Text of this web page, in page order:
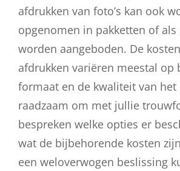
afdrukken van foto’s kan ook
opgenomen in pakketten of als
worden aangeboden. De
afdrukken variëren meestal op
formaat en de kwaliteit van het
raadzaam om met jullie
bespreken welke opties er
wat de bijbehorende kosten
een weloverwogen beslissing